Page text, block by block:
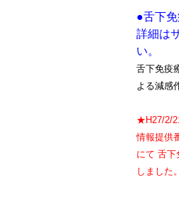
●舌下免
詳細は
い。
舌下免疫
よる減感
★H27/2/
情報提供
にて 舌下
しました